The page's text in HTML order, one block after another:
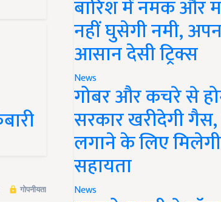
बारिश में नमक और
नहीं घुसेगी नमी,
आसान देसी ट्रिक्स
News
गोबर और कचरे से
सरकार खरीदेगी गैस,
लगाने के लिए
सहायता
News